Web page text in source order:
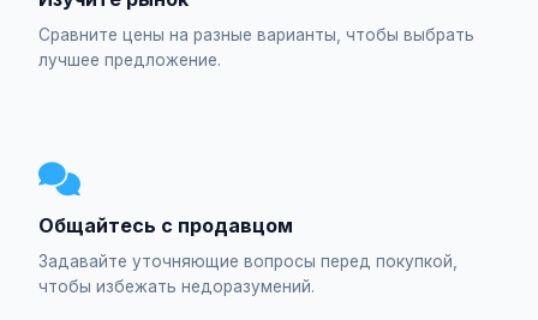
Сравните цены на разные варианты, чтобы выбрать
лучшее предложение.
Общайтесь с продавцом
Задавайте уточняющие вопросы перед покупкой,
чтобы избежать недоразумений.